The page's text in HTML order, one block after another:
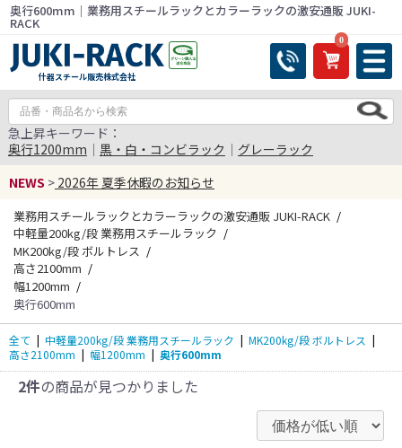
奥行600mm｜業務用スチールラックとカラーラックの激安通販 JUKI-
RACK
什器スチール販売株式会社
0
急上昇キーワード：
奥行1200mm ｜ 黒・白・コンビラック ｜ グレーラック
NEWS > 2026年 夏季休暇のお知らせ
業務用スチールラックとカラーラックの激安通販 JUKI-RACK
中軽量200kg/段 業務用スチールラック
MK200kg/段 ボルトレス
高さ2100mm
幅1200mm
奥行600mm
全て | 中軽量200kg/段 業務用スチールラック | MK200kg/段 ボルトレス |
高さ2100mm | 幅1200mm | 奥行600mm
2件の商品が見つかりました